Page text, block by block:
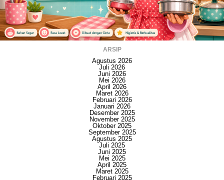
ARSIP
Agustus 2026
Juli 2026
Juni 2026
Mei 2026
April 2026
Maret 2026
Februari 2026
Januari 2026
Desember 2025
November 2025
Oktober 2025
September 2025
Agustus 2025
Juli 2025
Juni 2025
Mei 2025
April 2025
Maret 2025
Februari 2025